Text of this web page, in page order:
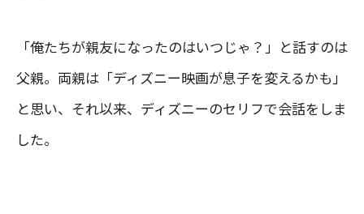
「俺たちが親友になったのはいつじゃ？」と話すのは
父親。両親は「ディズニー映画が息子を変えるかも」
と思い、それ以来、ディズニーのセリフで会話をしま
した。